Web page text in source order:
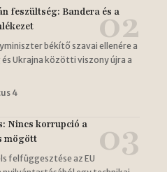
feszültség: Bandera és a
békítő szavai ellenére a
Ukrajna közötti viszony újra a
4
Nincs korrupció a
mögött
felfüggesztése az EU